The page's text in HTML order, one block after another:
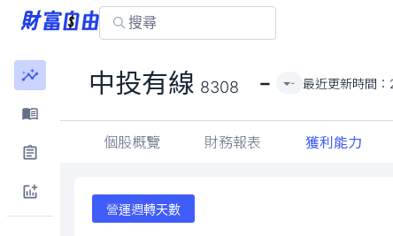
中投有線 8308 - - 最近更新時間：
個股概覽 財務報表 獲利能力
營運週轉天數